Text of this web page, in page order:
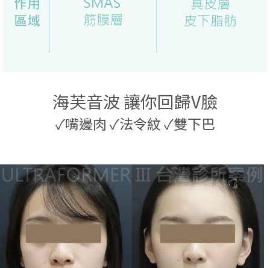
海芙音波 讓你回歸V臉
✓嘴邊肉 ✓法令紋✓雙下巴